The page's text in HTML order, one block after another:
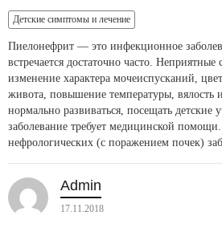
Детские симптомы и лечение
Пиелонефрит — это инфекционное
встречается достаточно часто.
изменение характера мочеиспусканий,
живота, повышение температуры, вялость
нормально развиваться, посещать
заболевание требует медицинской
нефрологических (с поражением почек)
Admin
17.11.2018